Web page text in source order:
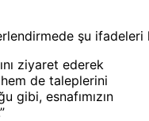
şu ifadeleri
ziyaret ederek
de taleplerini
gibi, esnafımızın